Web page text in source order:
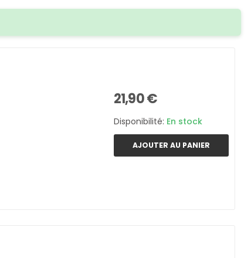
21,90 €
Disponibilité: En stock
AJOUTER AU PANIER